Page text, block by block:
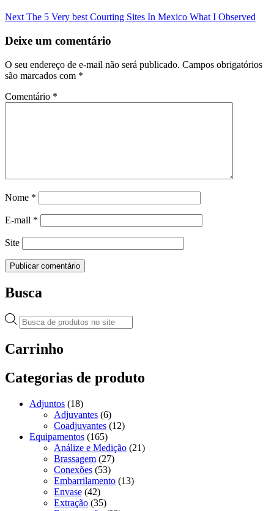
Next Next
The 5 Very best Courting Sites In Mexico What I Observed
Deixe um comentário
O seu endereço de e-mail não será publicado. Campos obrigatórios
são marcados com *
Comentário *
Nome *
E-mail *
Site
Busca
Pesquisar
produtos
Carrinho
Categorias de produto
Adjuntos (18)
Adjuvantes (6)
Coadjuvantes (12)
Equipamentos (165)
Análize e Medição (21)
Brassagem (27)
Conexões (53)
Embarrilamento (13)
Envase (42)
Extração (35)